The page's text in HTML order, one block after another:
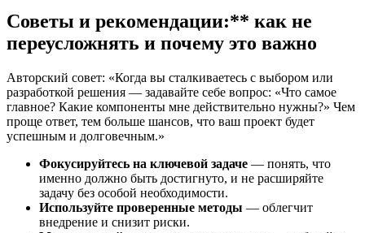
Советы и рекомендации:** как не
переусложнять и почему это важно
Авторский совет: «Когда вы сталкиваетесь с выбором или
разработкой решения — задавайте себе вопрос: «Что самое
главное? Какие компоненты мне действительно нужны?» Чем
проще ответ, тем больше шансов, что ваш проект будет
успешным и долговечным.»
Фокусируйтесь на ключевой задаче — понять, что
именно должно быть достигнуто, и не расширяйте
задачу без особой необходимости.
Используйте проверенные методы — облегчит
внедрение и снизит риски.